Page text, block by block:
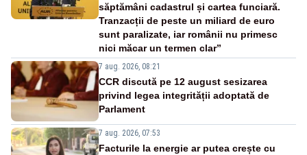
săptămâni cadastrul și cartea funciară.
Tranzacții de peste un miliard de euro
sunt paralizate, iar românii nu primesc
nici măcar un termen clar”
7 aug. 2026, 08:21
CCR discută pe 12 august sesizarea
privind legea integrității adoptată de
Parlament
7 aug. 2026, 07:53
Facturile la energie ar putea crește cu